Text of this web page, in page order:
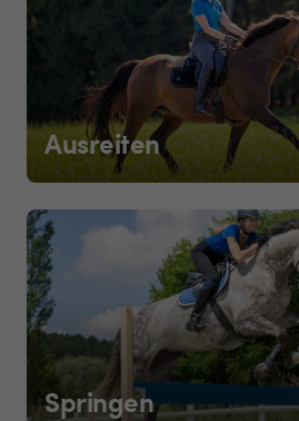
Ausreiten
Springen